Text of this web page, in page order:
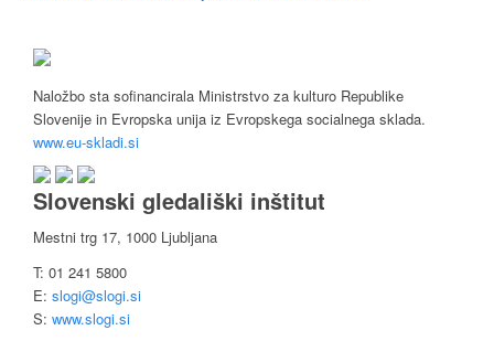
Naložbo sta sofinancirala Ministrstvo za kulturo Republike
Slovenije in Evropska unija iz Evropskega socialnega sklada.
www.eu-skladi.si
Slovenski gledališki inštitut
Mestni trg 17, 1000 Ljubljana
T: 01 241 5800
E: slogi@slogi.si
S: www.slogi.si